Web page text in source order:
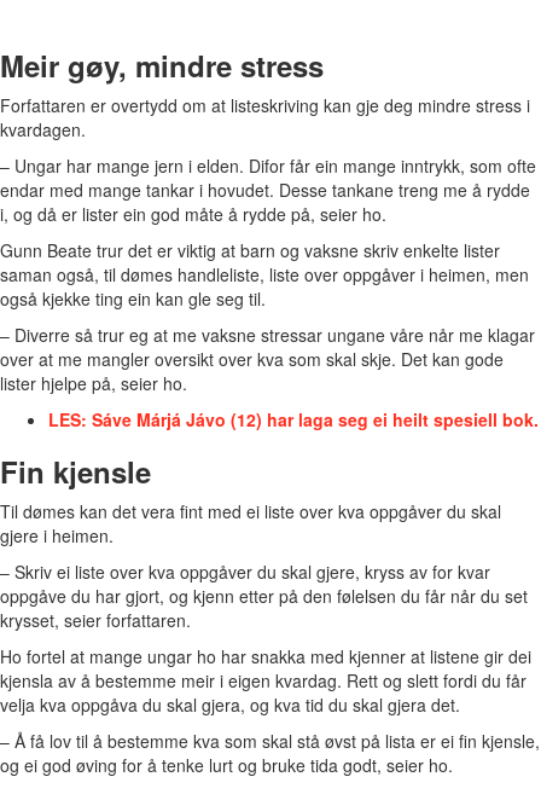
Meir gøy, mindre stress
Forfattaren er overtydd om at listeskriving kan gje deg mindre stress i
kvardagen.
– Ungar har mange jern i elden. Difor får ein mange inntrykk, som ofte
endar med mange tankar i hovudet. Desse tankane treng me å rydde
i, og då er lister ein god måte å rydde på, seier ho.
Gunn Beate trur det er viktig at barn og vaksne skriv enkelte lister
saman også, til dømes handleliste, liste over oppgåver i heimen, men
også kjekke ting ein kan gle seg til.
– Diverre så trur eg at me vaksne stressar ungane våre når me klagar
over at me mangler oversikt over kva som skal skje. Det kan gode
lister hjelpe på, seier ho.
LES: Sáve Márjá Jávo (12) har laga seg ei heilt spesiell bok.
Fin kjensle
Til dømes kan det vera fint med ei liste over kva oppgåver du skal
gjere i heimen.
– Skriv ei liste over kva oppgåver du skal gjere, kryss av for kvar
oppgåve du har gjort, og kjenn etter på den følelsen du får når du set
krysset, seier forfattaren.
Ho fortel at mange ungar ho har snakka med kjenner at listene gir dei
kjensla av å bestemme meir i eigen kvardag. Rett og slett fordi du får
velja kva oppgåva du skal gjera, og kva tid du skal gjera det.
– Å få lov til å bestemme kva som skal stå øvst på lista er ei fin kjensle,
og ei god øving for å tenke lurt og bruke tida godt, seier ho.